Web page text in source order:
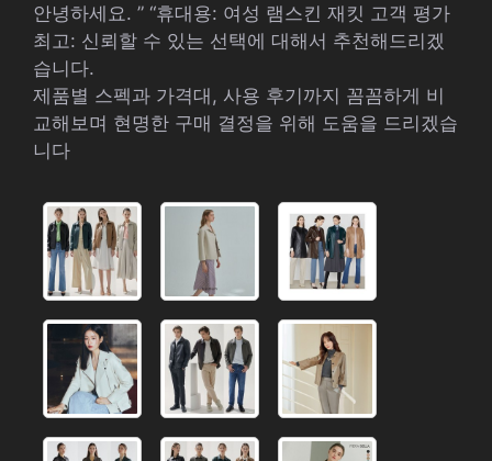
안녕하세요. ” “휴대용: 여성 램스킨 재킷 고객 평가
최고: 신뢰할 수 있는 선택에 대해서 추천해드리겠
습니다.
제품별 스펙과 가격대, 사용 후기까지 꼼꼼하게 비
교해보며 현명한 구매 결정을 위해 도움을 드리겠습
니다